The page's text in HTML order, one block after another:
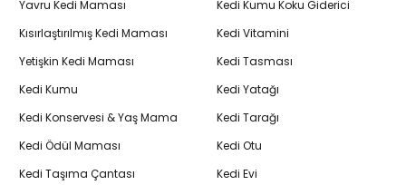
Yavru Kedi Maması
Kısırlaştırılmış Kedi Maması
Yetişkin Kedi Maması
Kedi Kumu
Kedi Konservesi & Yaş Mama
Kedi Ödül Maması
Kedi Taşıma Çantası
Kedi Kumu Koku Giderici
Kedi Vitamini
Kedi Tasması
Kedi Yatağı
Kedi Tarağı
Kedi Otu
Kedi Evi